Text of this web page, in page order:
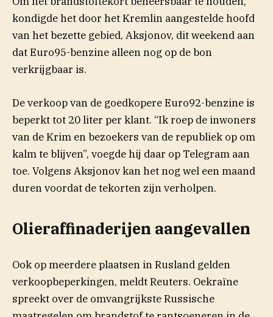
kondigde het door het Kremlin aangestelde hoofd
van het bezette gebied, Aksjonov, dit weekend aan
dat Euro95-benzine alleen nog op de bon
verkrijgbaar is.
De verkoop van de goedkopere Euro92-benzine is
beperkt tot 20 liter per klant. “Ik roep de inwoners
van de Krim en bezoekers van de republiek op om
kalm te blijven”, voegde hij daar op Telegram aan
toe. Volgens Aksjonov kan het nog wel een maand
duren voordat de tekorten zijn verholpen.
Olieraffinaderijen aangevallen
Ook op meerdere plaatsen in Rusland gelden
verkoopbeperkingen, meldt Reuters. Oekraïne
spreekt over de omvangrijkste Russische